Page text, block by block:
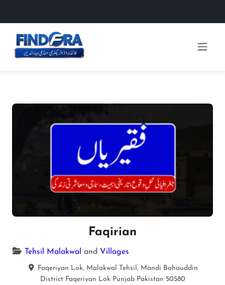
Faqirian
Tehsil Malakwal and Villages
Faqeriyan Lok, Malakwal Tehsil, Mandi Bahauddin
District Faqeriyan Lok Punjab Pakistan 50580